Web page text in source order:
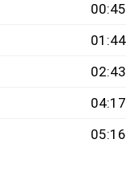
00:45
01:44
02:43
04:17
05:16